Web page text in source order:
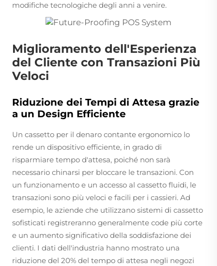
modifiche tecnologiche degli anni a venire.
Miglioramento dell'Esperienza
del Cliente con Transazioni Più
Veloci
Riduzione dei Tempi di Attesa grazie
a un Design Efficiente
Un cassetto per il denaro contante ergonomico lo
rende un dispositivo efficiente, in grado di
risparmiare tempo d'attesa, poiché non sarà
necessario chinarsi per bloccare le transazioni. Con
un funzionamento e un accesso al cassetto fluidi, le
transazioni sono più veloci e facili per i cassieri. Ad
esempio, le aziende che utilizzano sistemi di cassetto
sofisticati registreranno generalmente code più corte
e un aumento significativo della soddisfazione dei
clienti. I dati dell'industria hanno mostrato una
riduzione del 20% del tempo di attesa negli negozi